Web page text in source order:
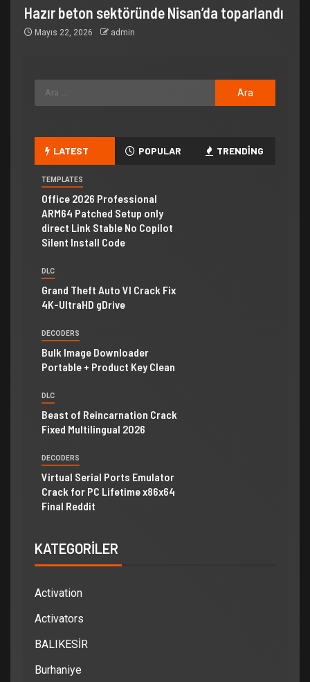
Hazır beton sektöründe Nisan’da toparlandı
Mayıs 22, 2026 admin
LATEST POPULAR TRENDING
TEMPLATES
Office 2026 Professional
ARM64 Patched Setup only
direct Link Stable No Copilot
Silent Install Code
DLC
Grand Theft Auto VI Crack Fix
4K-UltraHD gDrive
DECODERS
Bulk Image Downloader
Portable + Product Key Clean
DLC
Beast of Reincarnation Crack
Fixed Multilingual 2026
DECODERS
Virtual Serial Ports Emulator
Crack for PC Lifetime x86x64
Final Reddit
KATEGORILER
Activation
Activators
BALIKESİR
Burhaniye